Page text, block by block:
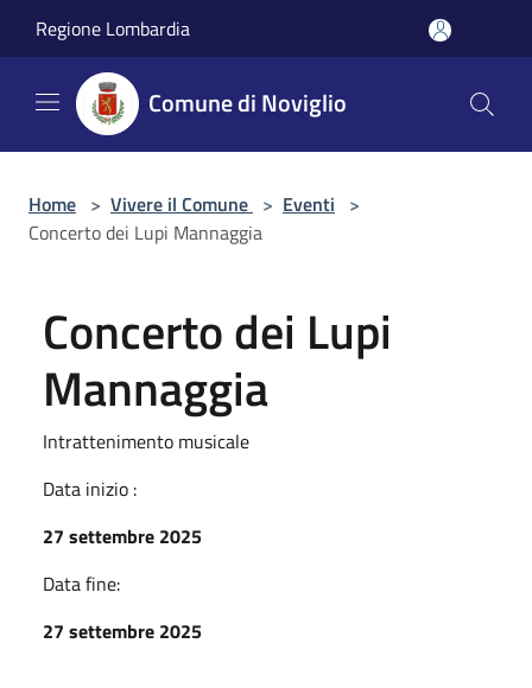
Regione Lombardia
Comune di Noviglio
Home > Vivere il Comune > Eventi >
Concerto dei Lupi Mannaggia
Concerto dei Lupi
Mannaggia
Intrattenimento musicale
Data inizio :
27 settembre 2025
Data fine:
27 settembre 2025